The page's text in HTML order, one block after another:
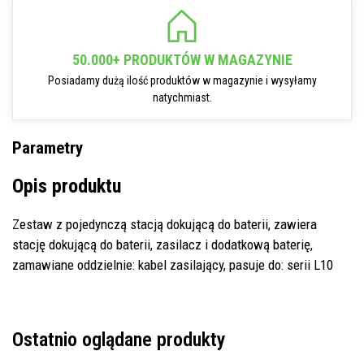
50.000+ PRODUKTÓW W MAGAZYNIE
Posiadamy dużą ilość produktów w magazynie i wysyłamy
natychmiast.
Parametry
Opis produktu
Zestaw z pojedynczą stacją dokującą do baterii, zawiera
stację dokującą do baterii, zasilacz i dodatkową baterię,
zamawiane oddzielnie: kabel zasilający, pasuje do: serii L10
Ostatnio oglądane produkty